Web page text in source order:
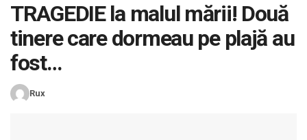
TRAGEDIE la malul mării! Două
tinere care dormeau pe plajă au
fost…
Rux